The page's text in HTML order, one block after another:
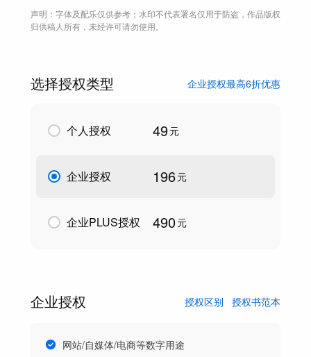
声明：字体及配乐仅供参考；水印不代表署名仅用于防盗，作品版权
归供稿人所有，未经许可请勿使用。
选择授权类型 企业授权最高6折优惠
个人授权 49元
企业授权 196元
企业PLUS授权 490元
企业授权 授权区别 授权书范本
网站/自媒体/电商等数字用途